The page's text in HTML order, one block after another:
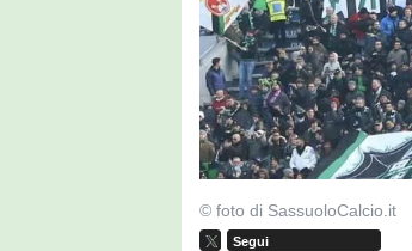
© foto di SassuoloCalcio.it
Segui